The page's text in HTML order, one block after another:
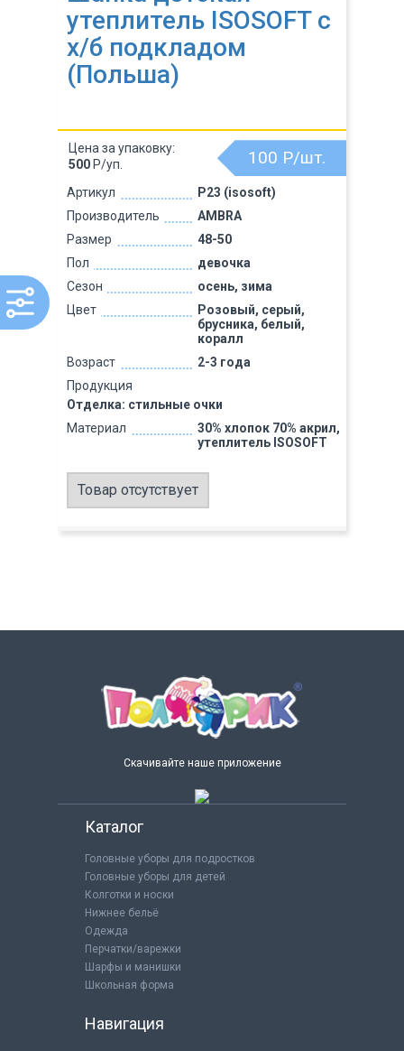
утеплитель ISOSOFT с
х/б подкладом
(Польша)
Артикул
P23 (isosoft)
Производитель
AMBRA
Размер
48-50
Пол
девочка
Сезон
осень, зима
Цвет
Розовый, серый,
брусника, белый,
коралл
Возраст
2-3 года
Продукция
Отделка: стильные очки
Материал
30% хлопок 70% акрил,
утеплитель ISOSOFT
100 Р/шт.
Цена за упаковку:
500 Р/уп.
Товар отсутствует
Скачивайте наше приложение
Каталог
Головные уборы для подростков
Головные уборы для детей
Колготки и носки
Нижнее бельё
Одежда
Перчатки/варежки
Шарфы и манишки
Школьная форма
Навигация